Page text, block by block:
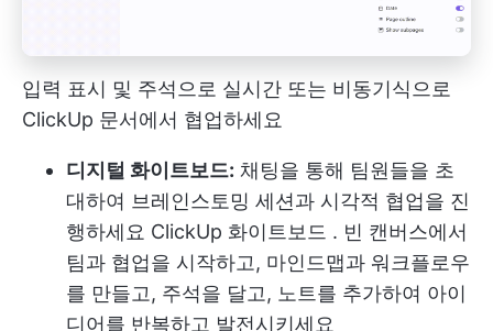
입력 표시 및 주석으로 실시간 또는 비동기식으로
ClickUp 문서에서 협업하세요
디지털 화이트보드: 채팅을 통해 팀원들을 초
대하여 브레인스토밍 세션과 시각적 협업을 진
행하세요 ClickUp 화이트보드 . 빈 캔버스에서
팀과 협업을 시작하고, 마인드맵과 워크플로우
를 만들고, 주석을 달고, 노트를 추가하여 아이
디어를 반복하고 발전시키세요